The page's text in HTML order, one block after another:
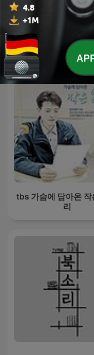
tbs 가슴에 담아온 작
리
tbs 가슴에 담아온 작
리